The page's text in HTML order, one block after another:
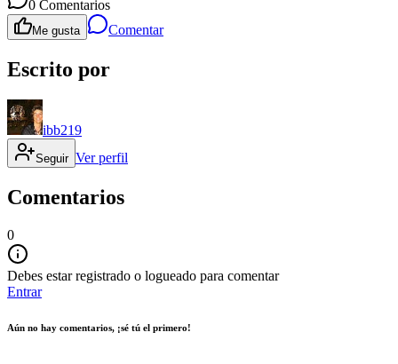
0 Comentarios
Me gusta Comentar
Escrito por
ibb219
Seguir Ver perfil
Comentarios
0
Debes estar registrado o logueado para comentar
Entrar
Aún no hay comentarios, ¡sé tú el primero!